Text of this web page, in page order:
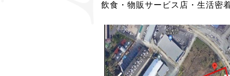
飲食・物販サービス店・生活密